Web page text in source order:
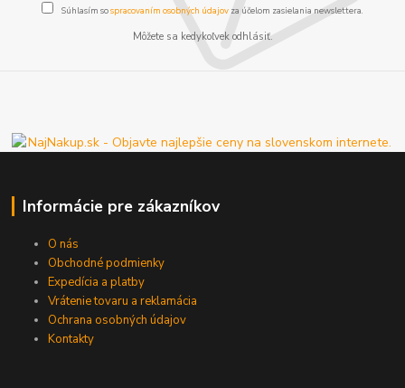
Súhlasím sospracovaním osobných údajov za účelom zasielania newslettera.
Môžete sa kedykoľvek odhlásiť.
Informácie pre zákazníkov
O nás
Obchodné podmienky
Expedícia a platby
Vrátenie tovaru a reklamácia
Ochrana osobných údajov
Kontakty